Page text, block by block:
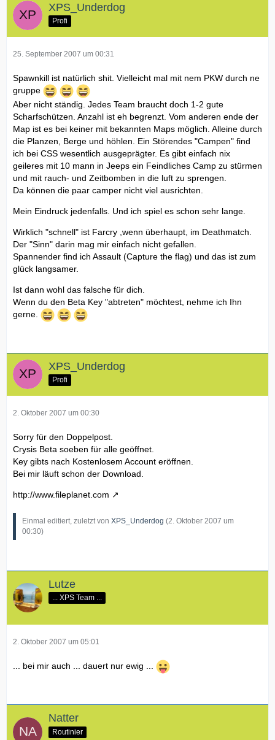
XPS_Underdog
Profi
25. September 2007 um 00:31
Spawnkill ist natürlich shit. Vielleicht mal mit nem PKW durch ne
gruppe
Aber nicht ständig. Jedes Team braucht doch 1-2 gute
Scharfschützen. Anzahl ist eh begrenzt. Vom anderen ende der
Map ist es bei keiner mit bekannten Maps möglich. Alleine durch
die Planzen, Berge und höhlen. Ein Störendes "Campen" find
ich bei CSS wesentlich ausgeprägter. Es gibt einfach nix
geileres mit 10 mann in Jeeps ein Feindliches Camp zu stürmen
und mit rauch- und Zeitbomben in die luft zu sprengen.
Da können die paar camper nicht viel ausrichten.
Mein Eindruck jedenfalls. Und ich spiel es schon sehr lange.
Wirklich "schnell" ist Farcry ,wenn überhaupt, im Deathmatch.
Der "Sinn" darin mag mir einfach nicht gefallen.
Spannender find ich Assault (Capture the flag) und das ist zum
glück langsamer.
Ist dann wohl das falsche für dich.
Wenn du den Beta Key "abtreten" möchtest, nehme ich Ihn
gerne.
XPS_Underdog
Profi
2. Oktober 2007 um 00:30
Sorry für den Doppelpost.
Crysis Beta soeben für alle geöffnet.
Key gibts nach Kostenlosem Account eröffnen.
Bei mir läuft schon der Download.
http://www.fileplanet.com
Einmal editiert, zuletzt von XPS_Underdog (2. Oktober 2007 um
00:30)
Lutze
... XPS Team ...
2. Oktober 2007 um 05:01
... bei mir auch ... dauert nur ewig ...
Natter
Routinier